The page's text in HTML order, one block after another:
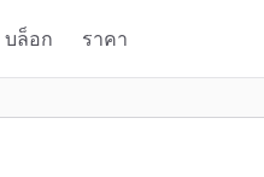
บล็อก ราคา